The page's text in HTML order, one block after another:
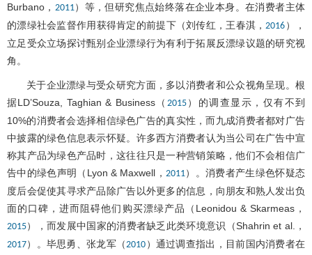
Burbano， 2011）等，但研究焦点始终落在企业本身。在消费者主体
的漂绿社会监督作用获得肯定的前提下（刘传红，王春淇， 2016 ），
立足受众立场探讨甄别企业漂绿行为有利于拓展反漂绿议题的研究视
角。
关于企业漂绿与受众研究方面，多以消费者和公众视角呈现。根
据LD’Souza, Taghian & Business（ 2015）的调查显示，仅有不到
10%的消费者会选择相信绿色广告的真实性，而九成消费者都对广告
中披露的绿色信息表示怀疑。许多西方消费者认为当公司在广告中宣
称其产品为绿色产品时，这往往只是一种营销策略，他们不会相信广
告中的绿色声明（Lyon & Maxwell， 2011）。消费者产生绿色怀疑态
度后会促使其寻求产品除广告以外更多的信息，向朋友和熟人发出负
面的口碑，进而阻碍他们购买漂绿产品（Leonidou & Skarmeas，
2015），而发展中国家的消费者缺乏此类环境意识（Shahrin et al.，
2017）。毕思勇、张龙军（2010 ）通过调查指出，目前国内消费者在